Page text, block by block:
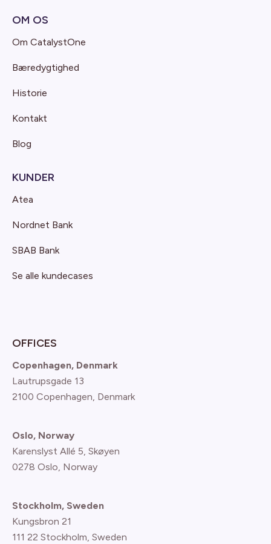
OM OS
Om CatalystOne
Bæredygtighed
Historie
Kontakt
Blog
KUNDER
Atea
Nordnet Bank
SBAB Bank
Se alle kundecases
OFFICES
Copenhagen, Denmark
Lautrupsgade 13
2100 Copenhagen, Denmark
Oslo, Norway
Karenslyst Allé 5, Skøyen
0278 Oslo, Norway
Stockholm, Sweden
Kungsbron 21
111 22 Stockholm, Sweden